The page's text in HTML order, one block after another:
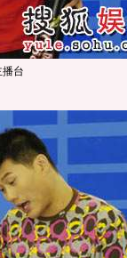
台